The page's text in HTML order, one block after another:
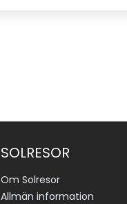
SOLRESOR
Om Solresor
Allmän information